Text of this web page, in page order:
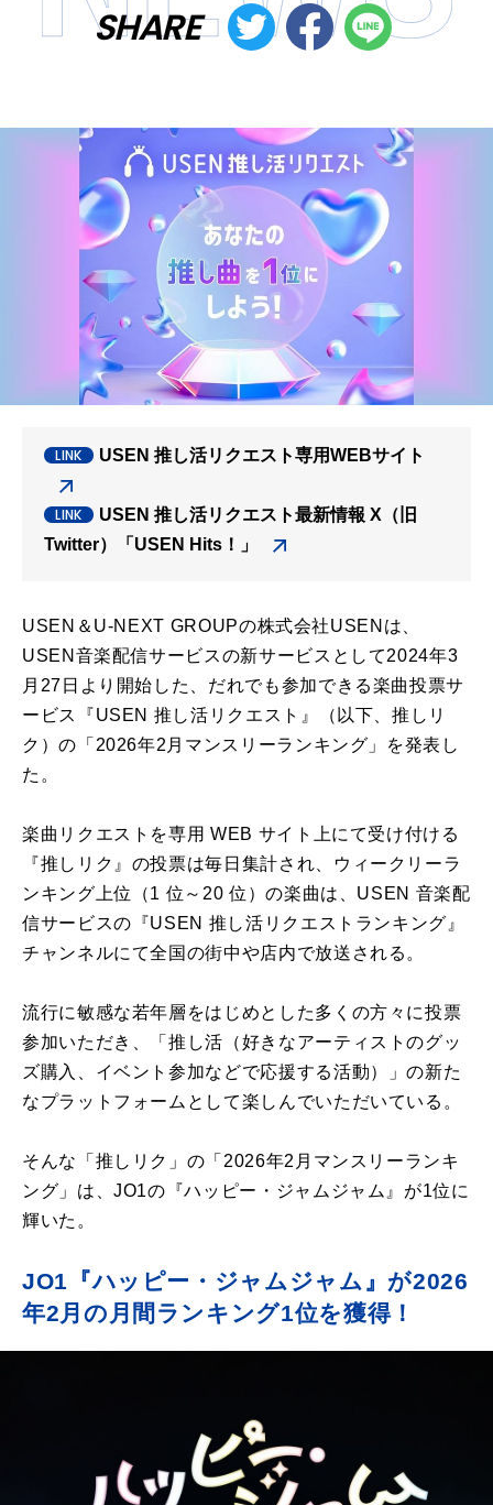
SHARE
USEN 推し活リクエスト専用WEBサイト
USEN 推し活リクエスト最新情報 X（旧
Twitter）「USEN Hits！」
USEN＆U-NEXT GROUPの株式会社USENは、
USEN音楽配信サービスの新サービスとして2024年3
月27日より開始した、だれでも参加できる楽曲投票サ
ービス『USEN 推し活リクエスト』（以下、推しリ
ク）の「2026年2月マンスリーランキング」を発表し
た。
楽曲リクエストを専用 WEB サイト上にて受け付ける
『推しリク』の投票は毎日集計され、ウィークリーラ
ンキング上位（1 位～20 位）の楽曲は、USEN 音楽配
信サービスの『USEN 推し活リクエストランキング』
チャンネルにて全国の街中や店内で放送される。
流行に敏感な若年層をはじめとした多くの方々に投票
参加いただき、「推し活（好きなアーティストのグッ
ズ購入、イベント参加などで応援する活動）」の新た
なプラットフォームとして楽しんでいただいている。
そんな「推しリク」の「2026年2月マンスリーランキ
ング」は、JO1の『ハッピー・ジャムジャム』が1位に
輝いた。
JO1『ハッピー・ジャムジャム』が2026
年2月の月間ランキング1位を獲得！